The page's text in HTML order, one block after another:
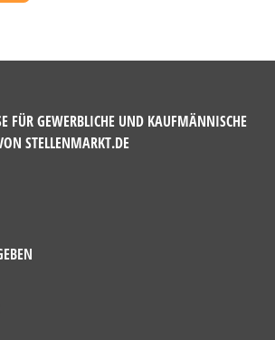
FÜR GEWERBLICHE UND KAUFMÄNNISCHE
STELLENMARKT.DE